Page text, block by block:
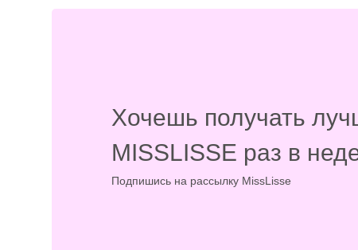
Хочешь получать
MISSLISSE раз в
Подпишись на рассылку MissLisse